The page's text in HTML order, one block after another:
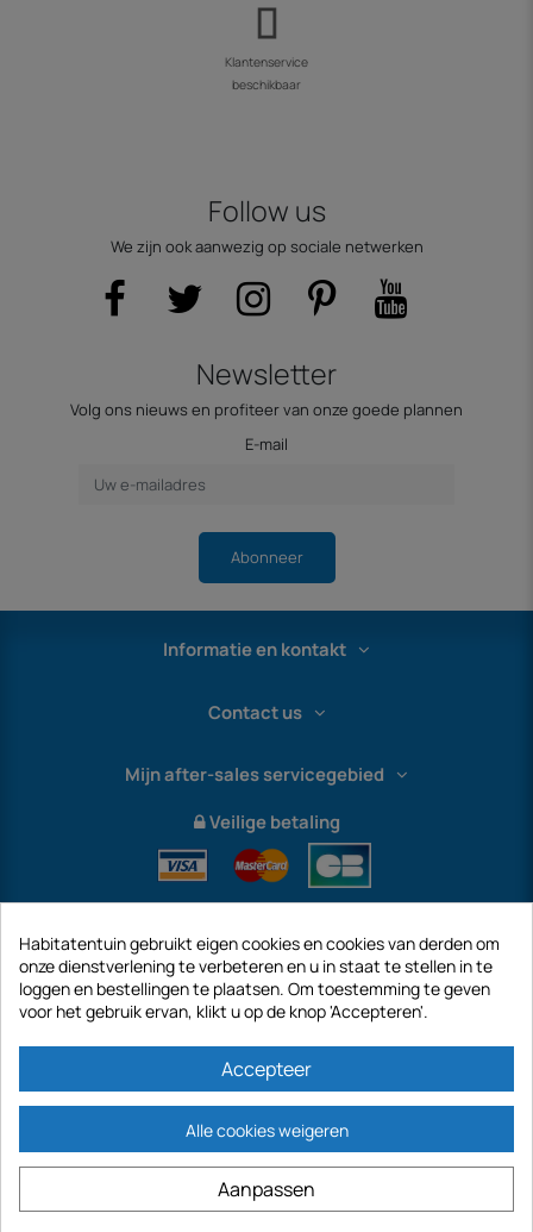
Klantenservice
beschikbaar
Follow us
We zijn ook aanwezig op sociale netwerken
Newsletter
Volg ons nieuws en profiteer van onze goede plannen
E-mail
Abonneer
Informatie en kontakt
Contact us
Mijn after-sales servicegebied
Veilige betaling
International
https://www.habitatentuin.nl is een site van het bedrijf GECODIS SA met een
kapitaal van € 187.203,29, 32 Rue de Paradis - PARIJS 75010 (FRANKRIJK).
GECODIS.SA opgericht op 04/11/1998 is een dochteronderneming van ODAYA ​​​​
Habitatentuin gebruikt eigen cookies en cookies van derden om
onze dienstverlening te verbeteren en u in staat te stellen in te
loggen en bestellingen te plaatsen. Om toestemming te geven
voor het gebruik ervan, klikt u op de knop 'Accepteren'.
Accepteer
Alle cookies weigeren
Aanpassen